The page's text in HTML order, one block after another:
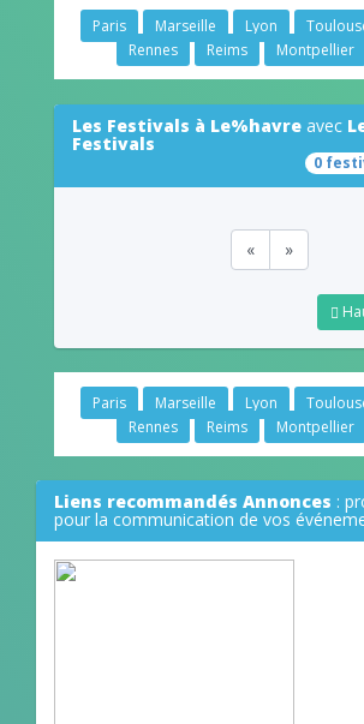
Paris Marseille Lyon
Rennes
Reims Montpellier
Les Festivals à Le%havre avec
Festivals
0
« »
Paris Marseille Lyon
Rennes
Reims Montpellier
Liens recommandés Annonces :
pour la communication de vos